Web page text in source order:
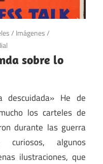
/ Imágenes/
sobre lo
descuidada» He de
los carteles de
durante las guerra
curiosos, algunos
ilustraciones, que